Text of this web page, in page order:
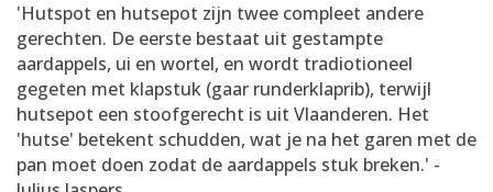
'Hutspot en hutsepot zijn twee compleet andere
gerechten. De eerste bestaat uit gestampte
aardappels, ui en wortel, en wordt tradiotioneel
gegeten met klapstuk (gaar runderklaprib), terwijl
hutsepot een stoofgerecht is uit Vlaanderen. Het
'hutse' betekent schudden, wat je na het garen met de
pan moet doen zodat de aardappels stuk breken.' -